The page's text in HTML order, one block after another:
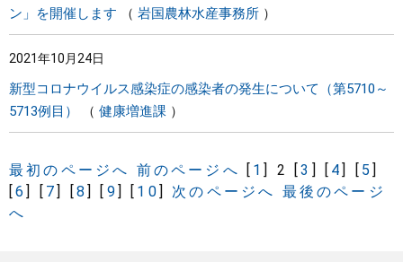
ン」を開催します
岩国農林水産事務所
2021年10月24日
新型コロナウイルス感染症の感染者の発生について（第5710～
5713例目）
健康増進課
最初のページへ 前のページへ [ 1] 2 [3 ] [ 4] [ 5]
[6] [ 7] [8] [ 9] [ 10] 次のページへ 最後のページ
へ